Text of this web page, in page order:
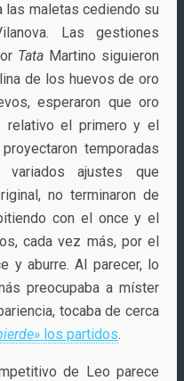
las maletas cediendo su
Las gestiones
Tata Martino siguieron
de los huevos de oro
esperaron que oro
relativo el primero y el
temporadas
variados ajustes que
no terminaron de
con el once y el
cada vez más, por el
y aburre. Al parecer, lo
preocupaba a míster
tocaba de cerca
los partidos.
de Leo parece